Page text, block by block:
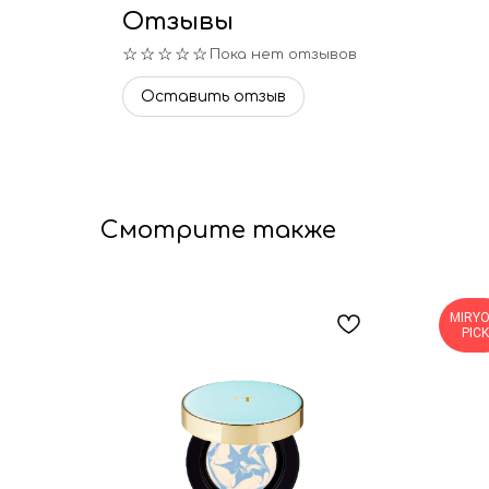
Отзывы
☆☆☆☆☆ Пока нет отзывов
Оставить отзыв
Смотрите также
PICK